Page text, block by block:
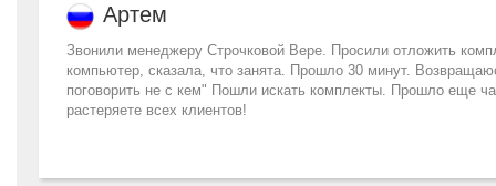
Артем
Звонили менеджеру Строчковой Вере. Просили отложить
компьютер, сказала, что занята. Прошло 30 минут.
поговорить не с кем" Пошли искать комплекты. Прошло еще
растеряете всех клиентов!